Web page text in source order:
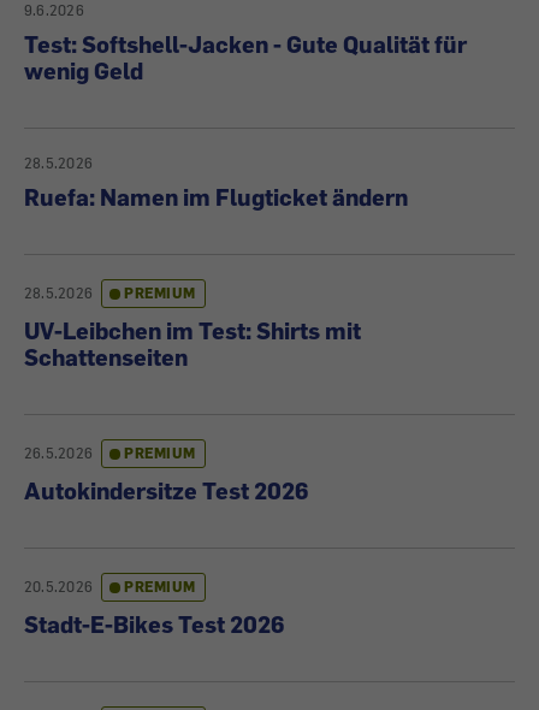
9.6.2026
Test: Softshell-Jacken - Gute Qualität für
wenig Geld
28.5.2026
Ruefa: Namen im Flugticket ändern
28.5.2026 PREMIUM
UV-Leibchen im Test: Shirts mit
Schattenseiten
26.5.2026 PREMIUM
Autokindersitze Test 2026
20.5.2026 PREMIUM
Stadt-E-Bikes Test 2026